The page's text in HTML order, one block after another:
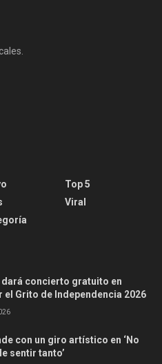
Top 5
Viral
dará concierto gratuito en
el Grito de Independencia 2026
con un giro artístico en ‘No
sentir tanto’